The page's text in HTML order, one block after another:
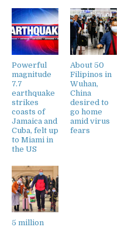
Powerful
magnitude
7.7
earthquake
strikes
coasts of
Jamaica and
Cuba, felt up
to Miami in
the US
About 50
Filipinos in
Wuhan,
China
desired to
go home
amid virus
fears
5 million